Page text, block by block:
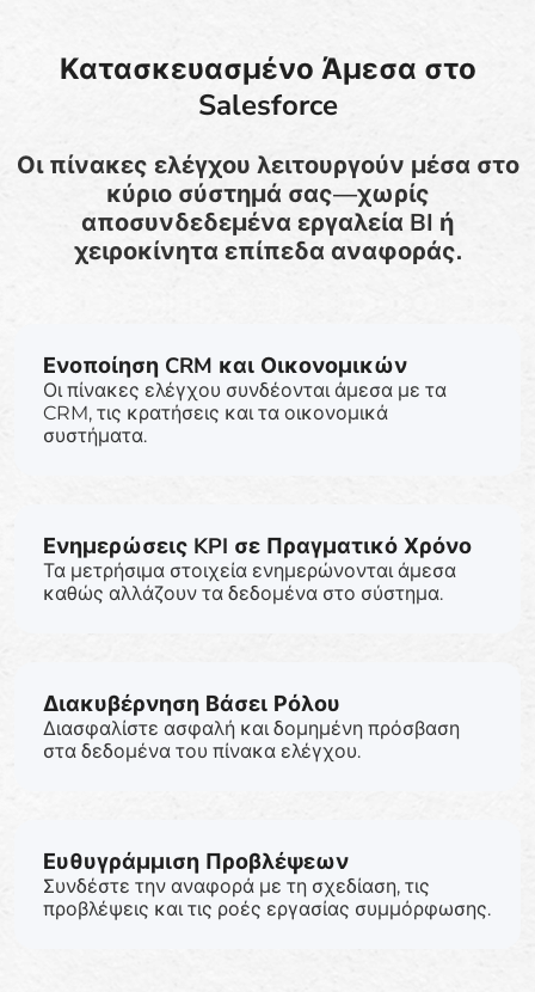
Κατασκευασμένο Άμεσα στο
Salesforce
Οι πίνακες ελέγχου λειτουργούν μέσα στο
κύριο σύστημά σας—χωρίς
αποσυνδεδεμένα εργαλεία BI ή
χειροκίνητα επίπεδα αναφοράς.
Ενοποίηση CRM και Οικονομικών
Οι πίνακες ελέγχου συνδέονται άμεσα με τα
CRM, τις κρατήσεις και τα οικονομικά
συστήματα.
Ενημερώσεις KPI σε Πραγματικό Χρόνο
Τα μετρήσιμα στοιχεία ενημερώνονται άμεσα
καθώς αλλάζουν τα δεδομένα στο σύστημα.
Διακυβέρνηση Βάσει Ρόλου
Διασφαλίστε ασφαλή και δομημένη πρόσβαση
στα δεδομένα του πίνακα ελέγχου.
Ευθυγράμμιση Προβλέψεων
Συνδέστε την αναφορά με τη σχεδίαση, τις
προβλέψεις και τις ροές εργασίας συμμόρφωσης.